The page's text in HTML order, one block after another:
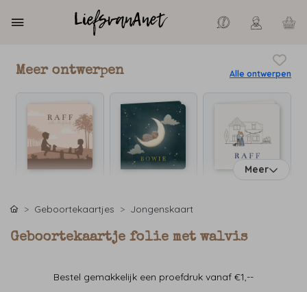
Meer ontwerpen Alle ontwerpen
Meer
Geboortekaartjes Jongenskaart
Geboortekaartje folie met walvis
Bestel gemakkelijk een proefdruk vanaf €1,--